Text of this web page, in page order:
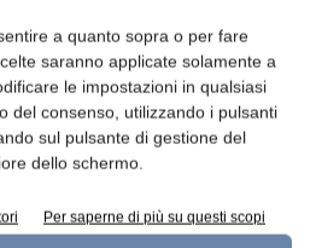
a quanto sopra o per fare
saranno applicate solamente a
le impostazioni in qualsiasi
del consenso, utilizzando i pulsanti
sul pulsante di gestione del
dello schermo.
Per saperne di più su questi scopi
Articolo successivo
Anuga 2017 si tinge di tricolore